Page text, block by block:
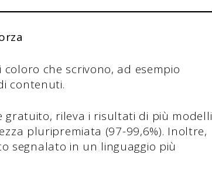
che scrivono, ad esempio
contenuti.
gratuito, rileva i risultati di più modelli
pluripremiata (97-99,6%). Inoltre,
segnalato in un linguaggio più